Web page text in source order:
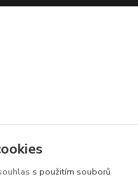
s použitím souborů